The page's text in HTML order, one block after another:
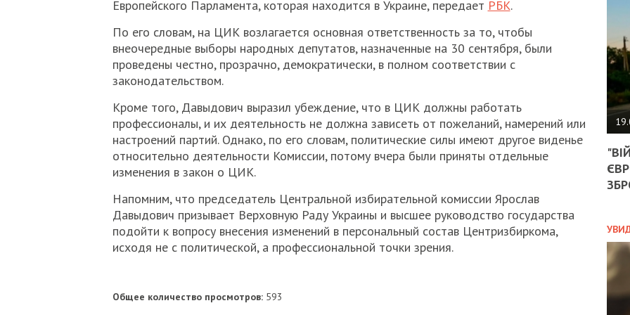
Европейского Парламента, которая находится в Украине, передает РБК.
По его словам, на ЦИК возлагается основная ответственность за то, чтобы
внеочередные выборы народных депутатов, назначенные на 30 сентября, были
проведены честно, прозрачно, демократически, в полном соответствии с
законодательством.
Кроме того, Давыдович выразил убеждение, что в ЦИК должны работать
профессионалы, и их деятельность не должна зависеть от пожеланий, намерений или
настроений партий. Однако, по его словам, политические силы имеют другое виденье
относительно деятельности Комиссии, потому вчера были приняты отдельные
изменения в закон о ЦИК.
Напомним, что председатель Центральной избирательной комиссии Ярослав
Давыдович призывает Верховную Раду Украины и высшее руководство государства
подойти к вопросу внесения изменений в персональный состав Центризбиркома,
исходя не с политической, а профессиональной точки зрения.
Общее количество просмотров:593
НА